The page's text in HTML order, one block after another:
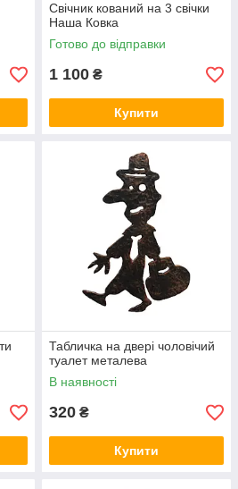
Свічник кований на 3 свічки
Наша Ковка
Готово до відправки
1 100 ₴
Купити
Табличка на двері чоловічий
туалет металева
В наявності
320 ₴
Купити